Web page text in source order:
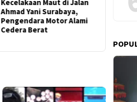
Kecelakaan Maut di Jalan
Ahmad Yani Surabaya,
Pengendara Motor Alami
Cedera Berat
Lalai
Orang
Umur,